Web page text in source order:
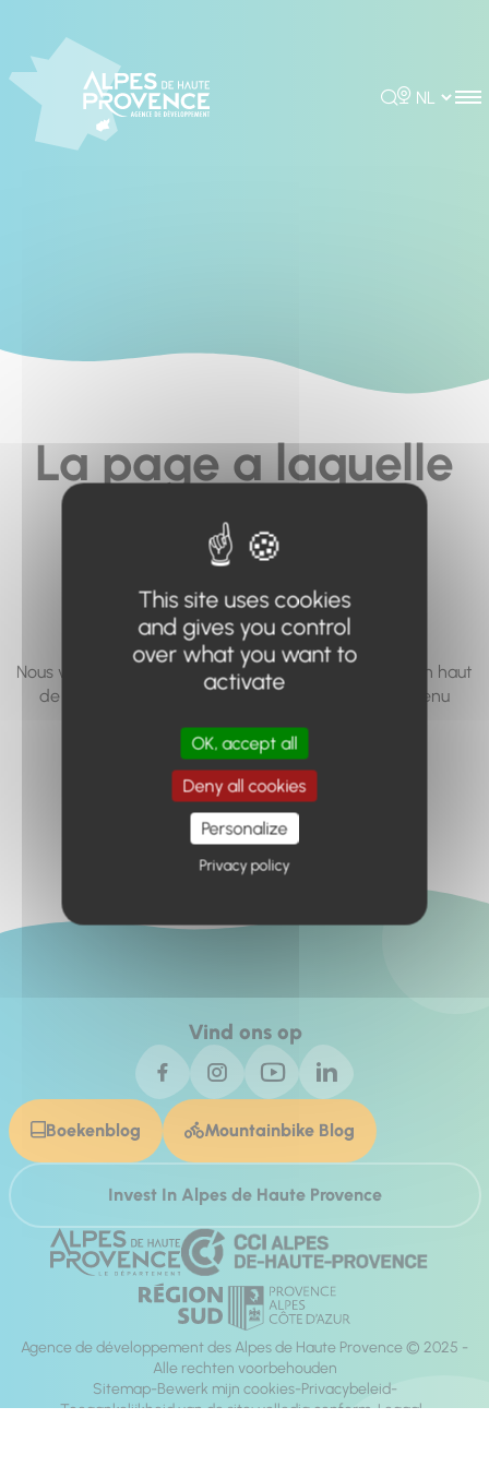
Rechercher
Choisir la
La page a laquelle
vous cherchez à
accéder n'existe
pas... ou plus.
Nous vous invitons à utiliser le moteur de recherche en haut
de page, ou à utiliser le menu pour trouver le contenu
Retour à l'accueil
Vind ons op
Boekenblog Mountainbike Blog
Invest In Alpes de Haute Provence
Agence de développement des Alpes de Haute Provence © 2025 -
Alle rechten voorbehouden
Sitemap Bewerk mijn cookies Privacybeleid
Toegankelijkheid van de site: volledig conform Legaal
This site uses cookies
and gives you control
over what you want to
activate
OK, accept all
Deny all cookies
Personalize
Privacy policy